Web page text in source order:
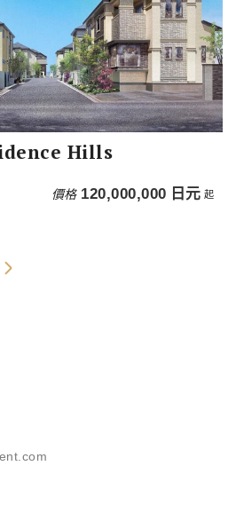
Hills
價格 120,000,000 日元 起